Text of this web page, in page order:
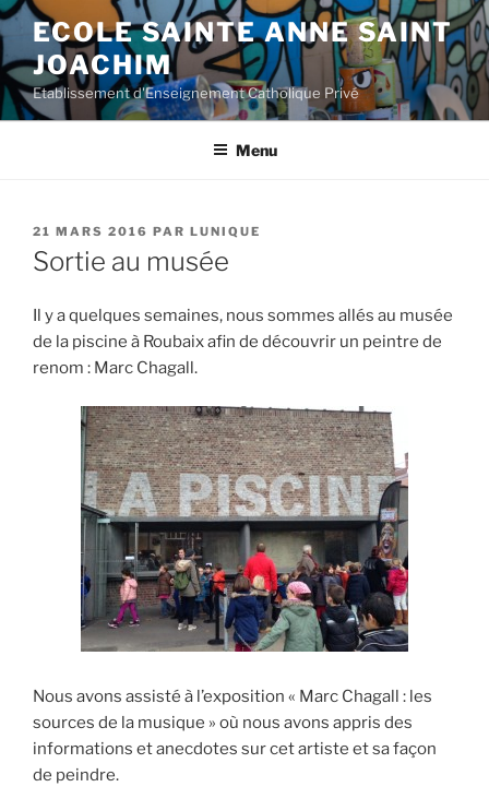
Aller
au
contenu
principal
ECOLE SAINTE ANNE SAINT
JOACHIM
Etablissement d'Enseignement Catholique Privé
Menu
PUBLIÉ
LE
21 MARS 2016 PAR LUNIQUE
Sortie au musée
Il y a quelques semaines, nous sommes allés au musée
de la piscine à Roubaix afin de découvrir un peintre de
renom : Marc Chagall.
Nous avons assisté à l’exposition « Marc Chagall : les
sources de la musique » où nous avons appris des
informations et anecdotes sur cet artiste et sa façon
de peindre.